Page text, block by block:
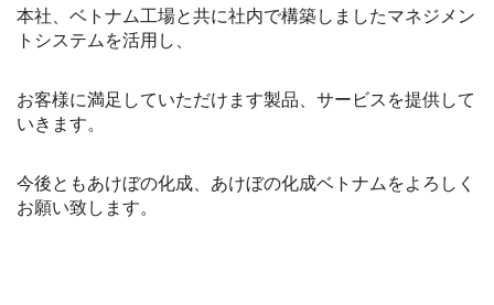
社
本社、ベトナム工場と共に社内で構築しましたマネジメン
トシステムを活用し、
お客様に満足していただけます製品、サービスを提供して
いきます。
今後ともあけぼの化成、あけぼの化成ベトナムをよろしく
お願い致します。